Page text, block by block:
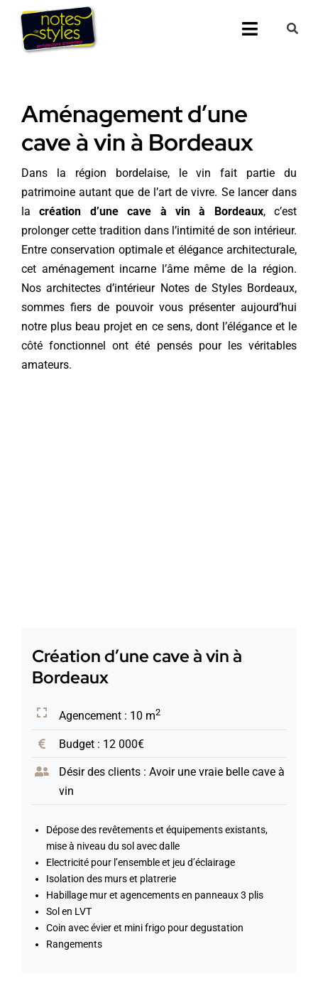
Passer
contenu
Toggle
Nos 25
Prestations
Nos
Notes de
Presse
Demander un
Contact
Aménagement d’une
cave à vin à Bordeaux
Dans la région bordelaise, le vin fait partie du
patrimoine autant que de l’art de vivre. Se lancer dans
lacréation d’une cave à vin à Bordeaux, c’est
prolonger cette tradition dans l’intimité de son intérieur.
Entre conservation optimale et élégance architecturale,
cet aménagement incarne l’âme même de la région.
Nosarchitectes d’intérieur Notes de Styles Bordeaux,
sommes fiers de pouvoir vous présenter aujourd’hui
notre plus beau projet en ce sens, dont l’élégance et le
côté fonctionnel ont été pensés pour les véritables
amateurs.
Création d’une cave à vin à
Bordeaux
Agencement : 10 m2
Budget : 12 000€
Désir des clients : Avoir une vraie belle cave à
vin
Dépose des revêtements et équipements existants,
mise à niveau du sol avec dalle
Electricité pour l’ensemble et jeu d’éclairage
Isolation des murs et platrerie
Habillage mur et agencements en panneaux 3 plis
Sol en LVT
Coin avec évier et mini frigo pour degustation
Rangements